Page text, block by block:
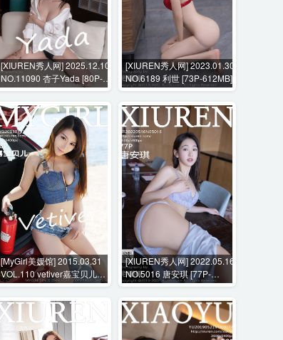
[XIUREN秀人网] 2025.12.10
NO.11090 杏子Yada [80P-
828MB]
[XIUREN秀人网] 2023.01.30
NO.6189 利世 [73P-612MB]
[MyGirl美媛馆] 2015.03.31
VOL.110 vetiver嘉宝贝儿
[48P-180MB]
[XIUREN秀人网] 2022.05.16
NO.5016 唐安琪 [77P-
715MB]